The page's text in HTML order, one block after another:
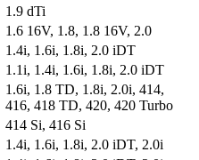
1.9 dTi
1.6 16V, 1.8, 1.8 16V, 2.0
1.4i, 1.6i, 1.8i, 2.0 iDT
1.1i, 1.4i, 1.6i, 1.8i, 2.0 iDT
1.6i, 1.8 TD, 1.8i, 2.0i, 414,
416, 418 TD, 420, 420 Turbo
414 Si, 416 Si
1.4i, 1.6i, 1.8i, 2.0 iDT, 2.0i